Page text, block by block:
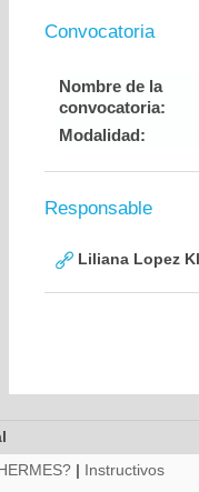
Convocatoria
Nombre de la
convocatoria:
Modalidad:
Responsable
Liliana Lopez
| Instructivos